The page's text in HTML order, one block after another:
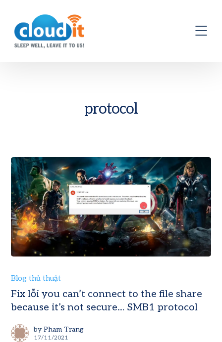
protocol
Blog thủ thuật
Fix lỗi you can’t connect to the file share
because it’s not secure… SMB1 protocol
by Pham Trang
17/11/2021